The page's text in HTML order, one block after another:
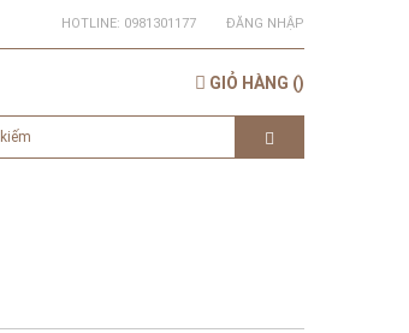
HOTLINE: 0981301177 ĐĂNG NHẬP
GIỎ HÀNG ()